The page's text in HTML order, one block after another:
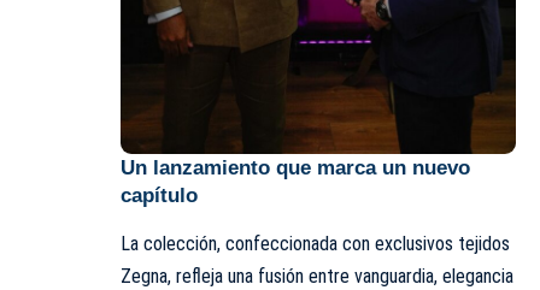
Un lanzamiento que marca un nuevo
capítulo
La colección, confeccionada con exclusivos tejidos
Zegna, refleja una fusión entre vanguardia, elegancia